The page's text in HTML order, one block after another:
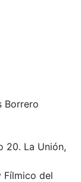
Borrero
20. La Unión,
Fílmico del